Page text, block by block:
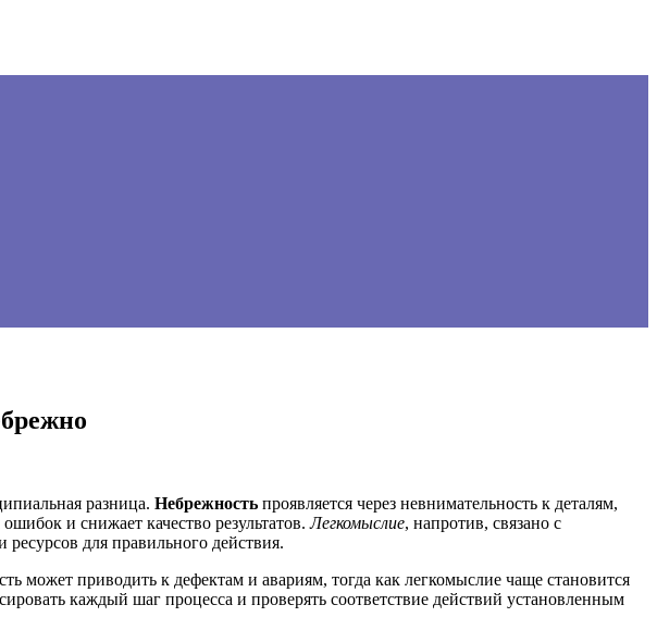
разница. Небрежность проявляется через невнимательность к деталям,
и снижает качество результатов.Легкомыслие, напротив, связано с
для правильного действия.
приводить к дефектам и авариям, тогда как легкомыслие чаще становится
каждый шаг процесса и проверять соответствие действий установленным